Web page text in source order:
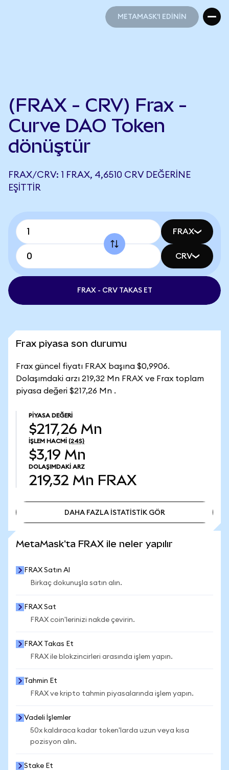
METAMASK'I EDİNİN
(FRAX - CRV) Frax -
Curve DAO Token
dönüştür
FRAX/CRV: 1 FRAX, 4,6510 CRV DEĞERINE
EŞITTIR
FRAX
CRV
FRAX - CRV TAKAS ET
Frax piyasa son durumu
Frax güncel fiyatı FRAX başına $0,9906.
Dolaşımdaki arzı 219,32 Mn FRAX ve Frax toplam
piyasa değeri $217,26 Mn .
PIYASA DEĞERI
$217,26 Mn
İŞLEM HACMI (24S)
$3,19 Mn
DOLAŞIMDAKI ARZ
219,32 Mn FRAX
DAHA FAZLA İSTATİSTİK GÖR
MetaMask'ta FRAX ile neler yapılır
FRAX Satın Al
Birkaç dokunuşla satın alın.
FRAX Sat
FRAX coin'lerinizi nakde çevirin.
FRAX Takas Et
FRAX ile blokzincirleri arasında işlem yapın.
Tahmin Et
FRAX ve kripto tahmin piyasalarında işlem yapın.
Vadeli İşlemler
50x kaldıraca kadar token'larda uzun veya kısa
pozisyon alın.
Stake Et